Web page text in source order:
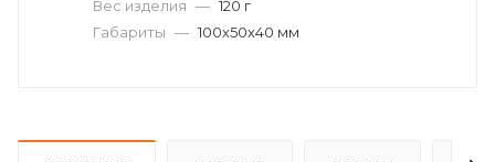
Вес изделия — 120 г
Габариты — 100х50х40 мм